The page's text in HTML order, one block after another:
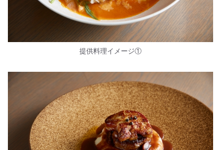
提供料理イメージ①